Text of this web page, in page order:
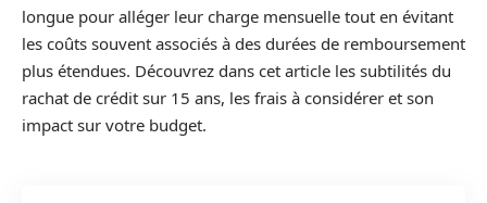
longue pour alléger leur charge mensuelle tout en évitant
les coûts souvent associés à des durées de remboursement
plus étendues. Découvrez dans cet article les subtilités du
rachat de crédit sur 15 ans, les frais à considérer et son
impact sur votre budget.